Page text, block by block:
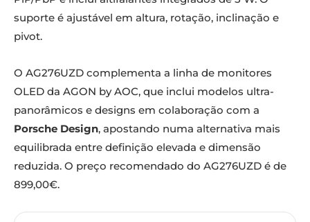
suporte é ajustável em altura, rotação, inclinação e
pivot.
O AG276UZD complementa a linha de monitores
OLED da AGON by AOC, que inclui modelos ultra-
panorâmicos e designs em colaboração com a
Porsche Design, apostando numa alternativa mais
equilibrada entre definição elevada e dimensão
reduzida. O preço recomendado do AG276UZD é de
899,00€.